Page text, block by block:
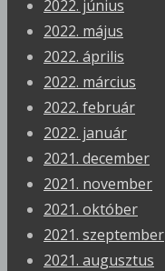
2022. június
2022. május
2022. április
2022. március
2022. február
2022. január
2021. december
2021. november
2021. október
2021. szeptember
2021. augusztus